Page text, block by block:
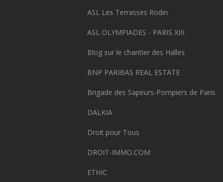
ASL Les Terrasses Rodin
ASL OLYMPIADES - PARIS XIII
Blog sur le chantier des Halles
BNP PARIBAS REAL ESTATE
Brigade des Sapeurs-Pompiers de Paris
DALKIA
Droit pour Tous
DROIT-IMMO.COM
ETHIC